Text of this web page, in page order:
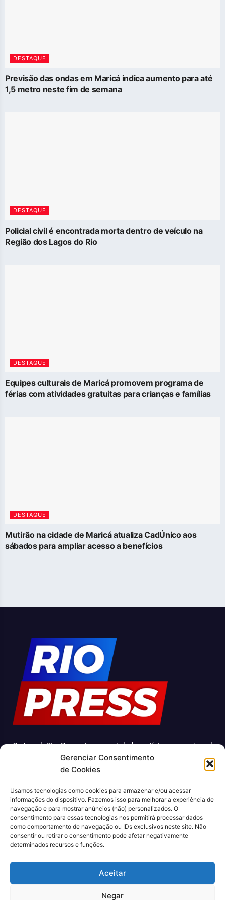
Gerenciar Consentimento
de Cookies
Usamos tecnologias como cookies para armazenar e/ou acessar
informações do dispositivo. Fazemos isso para melhorar a experiência de
navegação e para mostrar anúncios (não) personalizados. O
consentimento para essas tecnologias nos permitirá processar dados
como comportamento de navegação ou IDs exclusivos neste site. Não
consentir ou retirar o consentimento pode afetar negativamente
determinados recursos e funções.
Aceitar
Negar
DESTAQUE
Previsão das ondas em Maricá indica aumento para até
1,5 metro neste fim de semana
DESTAQUE
Policial civil é encontrada morta dentro de veículo na
Região dos Lagos do Rio
DESTAQUE
Equipes culturais de Maricá promovem programa de
férias com atividades gratuitas para crianças e famílias
DESTAQUE
Mutirão na cidade de Maricá atualiza CadÚnico aos
sábados para ampliar acesso a benefícios
O Jornal Rio Press é um portal de notícias e um jornal
impresso que cobre diversas notícias sobre a cidade do
Rio de Janeiro. Com uma abordagem abrangente e
sobre política, economia, cultura, entre outros temas
relevantes para a população carioca. Além disso, o Jornal
Rio Press oferece conteúdo exclusivo em sua versão
online, trazendo ainda mais facilidade e comodidade para
seus leitores.
CNPJ: 43.699.442/0001-80